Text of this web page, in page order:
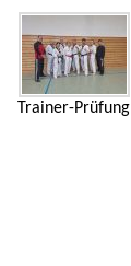
Trainer-Prüfung